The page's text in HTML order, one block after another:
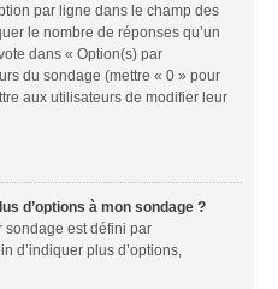
par ligne dans le champ des
le nombre de réponses qu’un
dans « Option(s) par
du sondage (mettre « 0 » pour
aux utilisateurs de modifier leur
d’options à mon sondage ?
sondage est défini par
d’indiquer plus d’options,